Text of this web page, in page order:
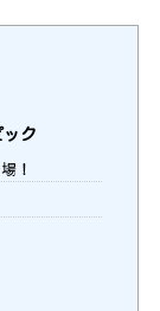
ク
！